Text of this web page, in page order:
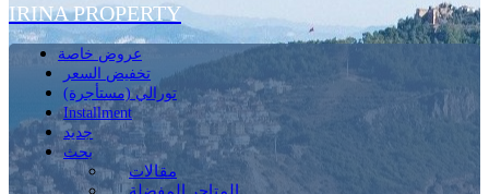
IRINA PROPERTY
عروض خاصة
تخفيض السعر
تورالي (مستأجرة)
Installment
جديد
بحث
مقالات